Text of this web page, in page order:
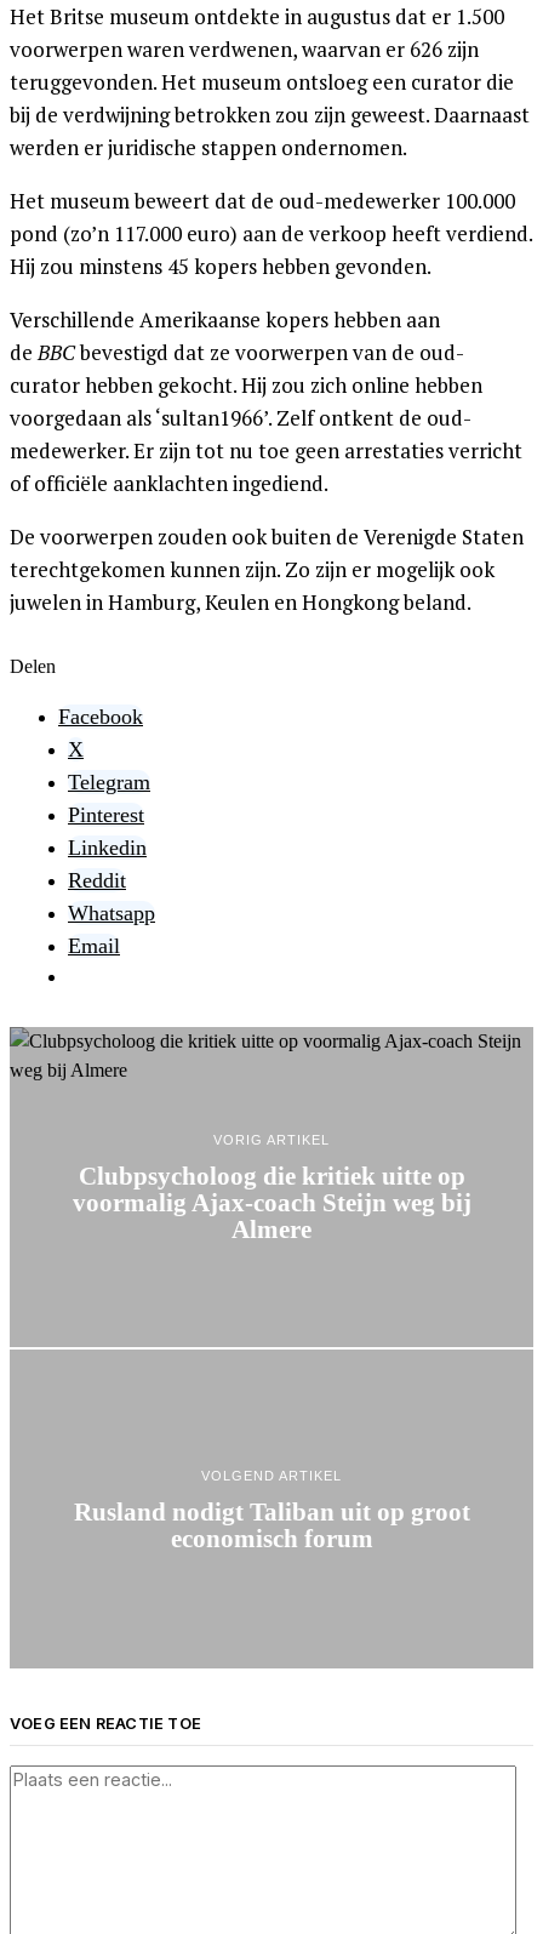
Het Britse museum ontdekte in augustus dat er 1.500
voorwerpen waren verdwenen, waarvan er 626 zijn
teruggevonden. Het museum ontsloeg een curator die
bij de verdwijning betrokken zou zijn geweest. Daarnaast
werden er juridische stappen ondernomen.
Het museum beweert dat de oud-medewerker 100.000
pond (zo’n 117.000 euro) aan de verkoop heeft verdiend.
Hij zou minstens 45 kopers hebben gevonden.
Verschillende Amerikaanse kopers hebben aan
de BBCbevestigd dat ze voorwerpen van de oud-
curator hebben gekocht. Hij zou zich online hebben
voorgedaan als ‘sultan1966’. Zelf ontkent de oud-
medewerker. Er zijn tot nu toe geen arrestaties verricht
of officiële aanklachten ingediend.
De voorwerpen zouden ook buiten de Verenigde Staten
terechtgekomen kunnen zijn. Zo zijn er mogelijk ook
juwelen in Hamburg, Keulen en Hongkong beland.
Delen
Facebook
X
Telegram
Pinterest
Linkedin
Reddit
Whatsapp
Email
VORIG ARTIKEL
Clubpsycholoog die kritiek uitte op
voormalig Ajax-coach Steijn weg bij
Almere
VOLGEND ARTIKEL
Rusland nodigt Taliban uit op groot
economisch forum
VOEG EEN REACTIE TOE